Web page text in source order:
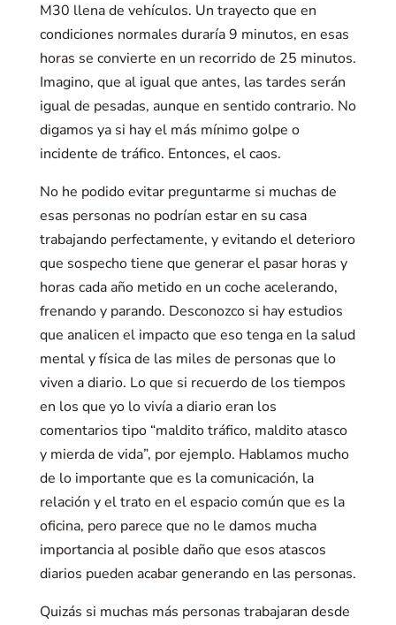
M30 llena de vehículos. Un trayecto que en
condiciones normales duraría 9 minutos, en esas
horas se convierte en un recorrido de 25 minutos.
Imagino, que al igual que antes, las tardes serán
igual de pesadas, aunque en sentido contrario. No
digamos ya si hay el más mínimo golpe o
incidente de tráfico. Entonces, el caos.
No he podido evitar preguntarme si muchas de
esas personas no podrían estar en su casa
trabajando perfectamente, y evitando el deterioro
que sospecho tiene que generar el pasar horas y
horas cada año metido en un coche acelerando,
frenando y parando. Desconozco si hay estudios
que analicen el impacto que eso tenga en la salud
mental y física de las miles de personas que lo
viven a diario. Lo que si recuerdo de los tiempos
en los que yo lo vivía a diario eran los
comentarios tipo “maldito tráfico, maldito atasco
y mierda de vida”, por ejemplo. Hablamos mucho
de lo importante que es la comunicación, la
relación y el trato en el espacio común que es la
oficina, pero parece que no le damos mucha
importancia al posible daño que esos atascos
diarios pueden acabar generando en las personas.
Quizás si muchas más personas trabajaran desde